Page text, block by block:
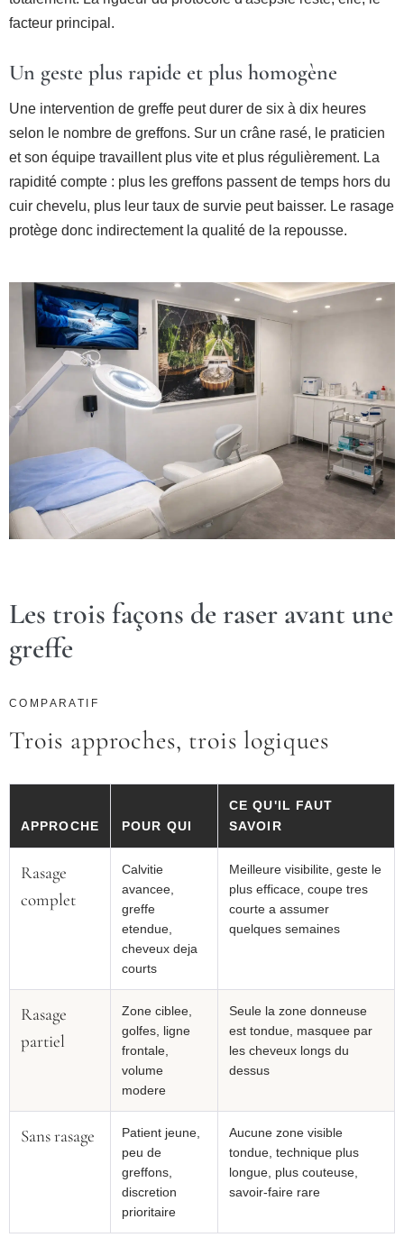
facteur principal.
Un geste plus rapide et plus homogène
Une intervention de greffe peut durer de six à dix heures
selon le nombre de greffons. Sur un crâne rasé, le praticien
et son équipe travaillent plus vite et plus régulièrement. La
rapidité compte : plus les greffons passent de temps hors du
cuir chevelu, plus leur taux de survie peut baisser. Le rasage
protège donc indirectement la qualité de la repousse.
Les trois façons de raser avant une
greffe
COMPARATIF
Trois approches, trois logiques
APPROCHE POUR QUI
CE QU'IL FAUT
SAVOIR
Rasage
complet
Calvitie
avancee,
greffe
etendue,
cheveux deja
courts
Meilleure visibilite, geste le
plus efficace, coupe tres
courte a assumer
quelques semaines
Rasage
partiel
Zone ciblee,
golfes, ligne
frontale,
volume
modere
Seule la zone donneuse
est tondue, masquee par
les cheveux longs du
dessus
Sans rasage
Patient jeune,
peu de
greffons,
discretion
prioritaire
Aucune zone visible
tondue, technique plus
longue, plus couteuse,
savoir-faire rare